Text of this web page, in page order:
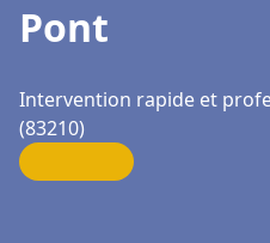
Pont
Intervention rapide et
(83210)